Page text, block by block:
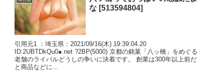
な [513594804]
引用元1 ：埼玉県：2021/09/16(木) 19:39:04.20
ID:2UBTDkQu0●.net ?2BP(5000) 京都の銘菓「八ッ橋」をめぐる
老舗のライバルどうしの争いに決着です。 創業は300年以上前だ
と商品などに...